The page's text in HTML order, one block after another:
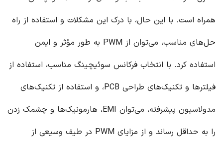
همراه است. با این حال، با درک این مشکلات و استفاده از راه
حل‌های مناسب، می‌توان از PWM به طور مؤثر و ایمن
استفاده کرد. با انتخاب فرکانس سوئیچینگ مناسب، استفاده از
فیلترها و تکنیک‌های طراحی PCB، و استفاده از تکنیک‌های
مدولاسیون پیشرفته، می‌توان EMI، هارمونیک‌ها و چشمک زدن
را به حداقل رساند و از مزایای PWM در طیف وسیعی از